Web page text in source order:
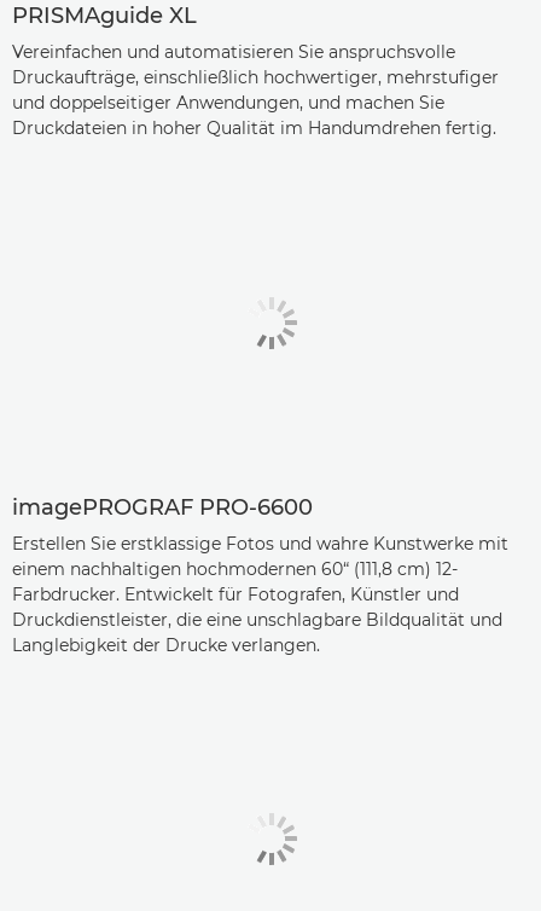
PRISMAguide XL
Vereinfachen und automatisieren Sie anspruchsvolle
Druckaufträge, einschließlich hochwertiger, mehrstufiger
und doppelseitiger Anwendungen, und machen Sie
Druckdateien in hoher Qualität im Handumdrehen fertig.
imagePROGRAF PRO-6600
Erstellen Sie erstklassige Fotos und wahre Kunstwerke mit
einem nachhaltigen hochmodernen 60“ (111,8 cm) 12-
Farbdrucker. Entwickelt für Fotografen, Künstler und
Druckdienstleister, die eine unschlagbare Bildqualität und
Langlebigkeit der Drucke verlangen.